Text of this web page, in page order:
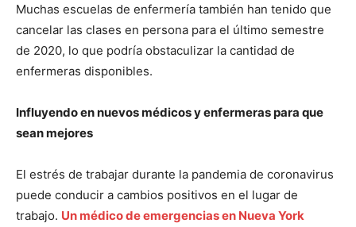
Muchas escuelas de enfermería también han tenido que
cancelar las clases en persona para el último semestre
de 2020, lo que podría obstaculizar la cantidad de
enfermeras disponibles.
Influyendo en nuevos médicos y enfermeras para que
sean mejores
El estrés de trabajar durante la pandemia de coronavirus
puede conducir a cambios positivos en el lugar de
trabajo. Un médico de emergencias en Nueva York